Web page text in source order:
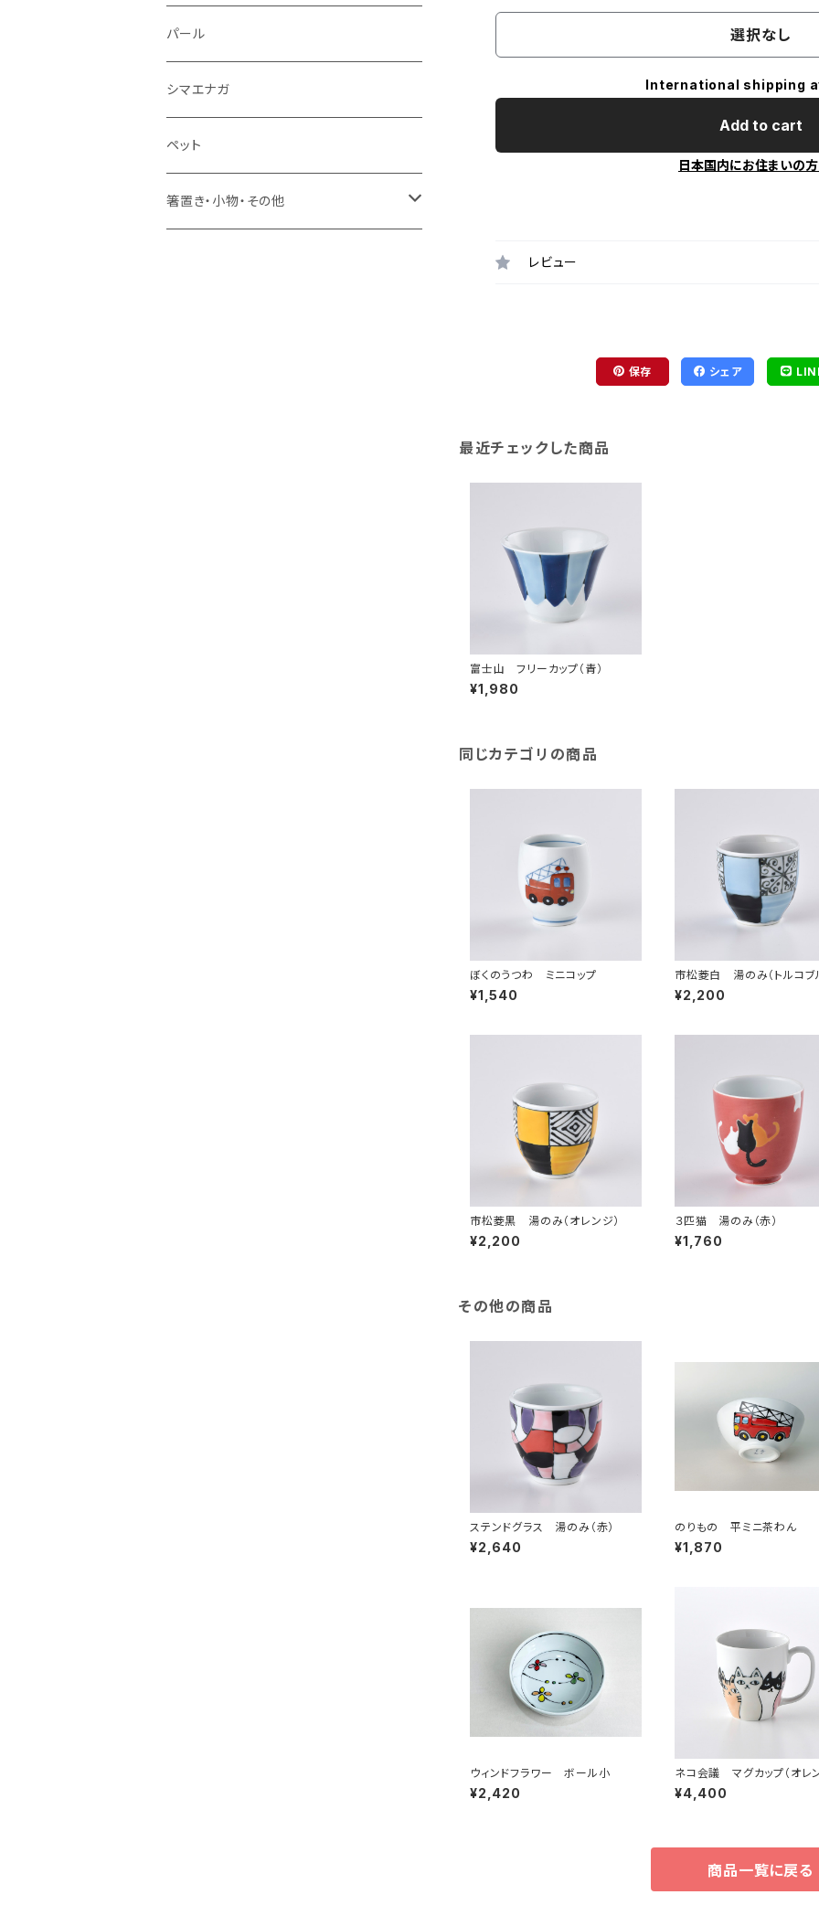
選択なし
International shipping
Add to cart
日本国内にお住まいの
レビュー
保存 シェア
最近チェックした商品
富士山 フリーカップ（青）
¥1,980
同じカテゴリの商品
ぼくのうつわ ミニコップ
¥1,540
市松菱白 湯のみ（トルコブ
¥2,200
市松菱黒 湯のみ（オレンジ）
¥2,200
３匹猫 湯のみ（赤）
¥1,760
その他の商品
ステンドグラス 湯のみ（赤）
¥2,640
のりもの 平ミニ茶わん
¥1,870
ウィンドフラワー ボール小
¥2,420
ネコ会議 マグカップ（オレ
¥4,400
商品一覧に戻る
湯のみ
ミニカップ
パール
シマエナガ
ペット
箸置き・小物・その他